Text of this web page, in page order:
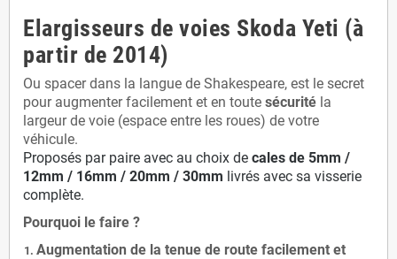
Elargisseurs de voies Skoda Yeti (à
partir de 2014)
Ou spacer dans la langue de Shakespeare, est le secret
pour augmenter facilement et en toute sécurité la
largeur de voie (espace entre les roues) de votre
véhicule.
Proposés par paire avec au choix de cales de 5mm /
12mm / 16mm / 20mm / 30mm livrés avec sa visserie
complète.
Pourquoi le faire ?
Augmentation de la tenue de route facilement et